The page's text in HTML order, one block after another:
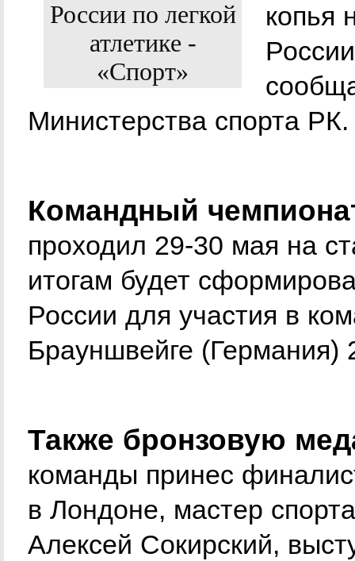
копья
Министерства спорта РК.
Командный
проходил 29-30 мая на
итогам будет
России для участия в
Брауншвейге (Германия)
Также бронзовую
команды принес
в Лондоне, мастер
Алексей Сокирский,